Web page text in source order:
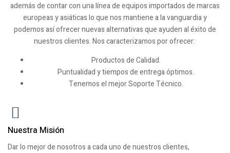
además de contar con una línea de equipos importados de marcas
europeas y asiáticas lo que nos mantiene a la vanguardia y
podemos así ofrecer nuevas alternativas que ayuden al éxito de
nuestros clientes. Nos caracterizamos por ofrecer:
Productos de Calidad.
Puntualidad y tiempos de entrega óptimos.
Tenemos el mejor Soporte Técnico.
Nuestra Misión
Dar lo mejor de nosotros a cada uno de nuestros clientes,